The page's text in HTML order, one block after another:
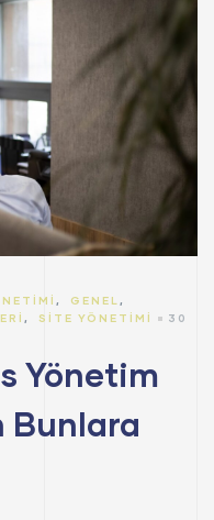
, GENEL ,
,SITE YÖNETIMI
30
Yönetim
Bunlara